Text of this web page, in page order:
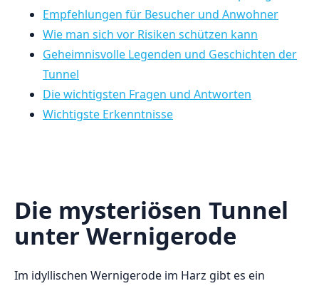
Empfehlungen‍ für Besucher und Anwohner
Wie man ⁣sich vor Risiken‍ schützen kann
Geheimnisvolle Legenden ⁢und ‌Geschichten der
Tunnel
Die wichtigsten Fragen und Antworten
Wichtigste Erkenntnisse
Die mysteriösen Tunnel
unter Wernigerode
Im idyllischen Wernigerode ‍im Harz gibt es ⁣ein